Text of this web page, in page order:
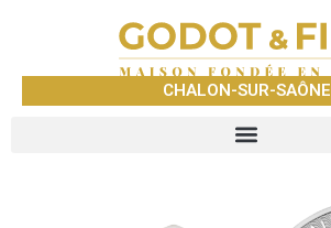
CHALON-SUR-SAÔNE